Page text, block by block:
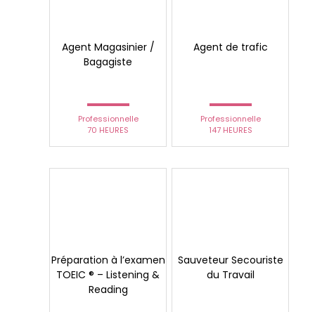
Agent Magasinier /
Bagagiste
Professionnelle
70 HEURES
Agent de trafic
Professionnelle
147 HEURES
Préparation à l’examen
TOEIC ® – Listening &
Reading
Sauveteur Secouriste
du Travail